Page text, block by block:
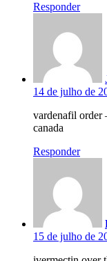
Responder
14 de julho de
vardenafil order
canada
Responder
15 de julho de